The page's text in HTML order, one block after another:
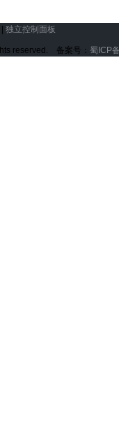
独立控制面板
reserved. 备案号： 蜀ICP